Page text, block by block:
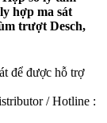
hợp ma sát
trượt Desch,
để được hỗ trợ
/ Hotline :